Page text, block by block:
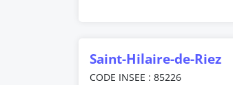
Saint-Hilaire-de-Riez
CODE INSEE : 85226